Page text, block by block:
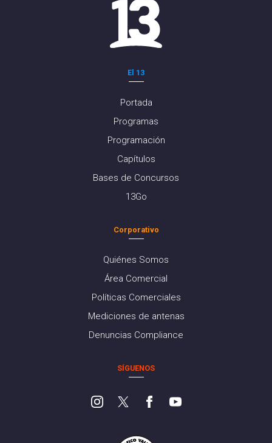
El 13
Portada
Programas
Programación
Capítulos
Bases de Concursos
13Go
Corporativo
Quiénes Somos
Área Comercial
Políticas Comerciales
Mediciones de antenas
Denuncias Compliance
SÍGUENOS